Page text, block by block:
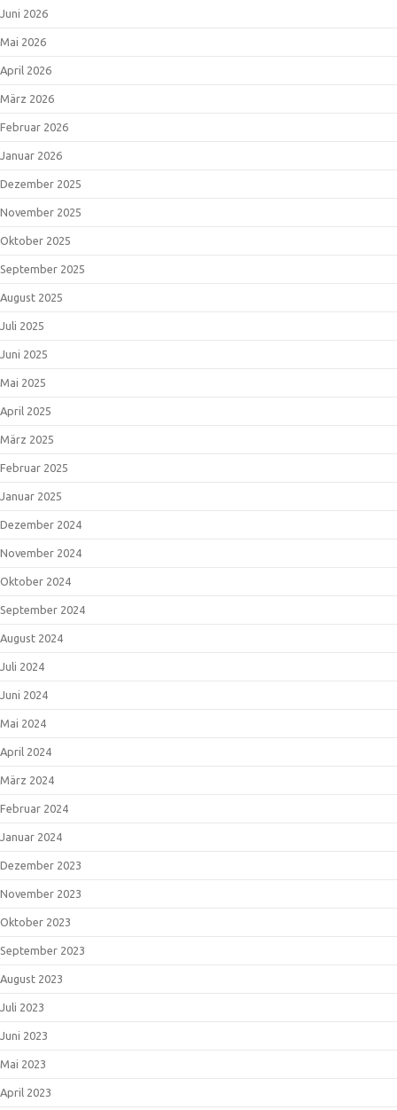
Juni 2026
Mai 2026
April 2026
März 2026
Februar 2026
Januar 2026
Dezember 2025
November 2025
Oktober 2025
September 2025
August 2025
Juli 2025
Juni 2025
Mai 2025
April 2025
März 2025
Februar 2025
Januar 2025
Dezember 2024
November 2024
Oktober 2024
September 2024
August 2024
Juli 2024
Juni 2024
Mai 2024
April 2024
März 2024
Februar 2024
Januar 2024
Dezember 2023
November 2023
Oktober 2023
September 2023
August 2023
Juli 2023
Juni 2023
Mai 2023
April 2023